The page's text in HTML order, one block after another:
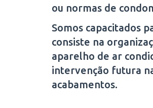
ou normas de
Somos capacitados
consiste na
aparelho de ar
intervenção futura
acabamentos.